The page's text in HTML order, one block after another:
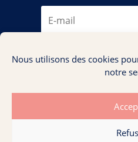
Nous utilisons des cookies
notre
Je